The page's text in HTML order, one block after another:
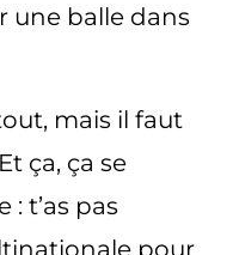
une balle dans
mais il faut
ça, ça se
:t’as pas
pour